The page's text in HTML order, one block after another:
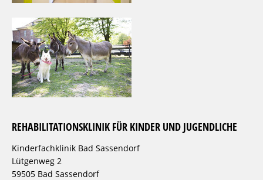
REHABILITATIONSKLINIK FÜR KINDER UND JUGENDLICHE
Kinderfachklinik Bad Sassendorf
Lütgenweg 2
59505 Bad Sassendorf